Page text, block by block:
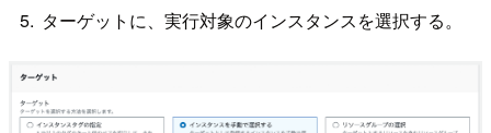
ターゲットに、実行対象のインスタンスを選択する。